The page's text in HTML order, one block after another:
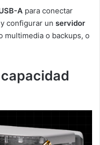
A para conectar
configurar un servidor
multimedia o backups, o